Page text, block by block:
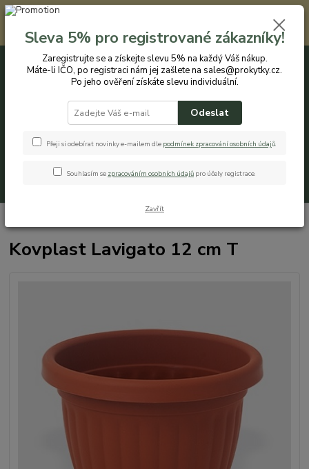
Registrovaným zákazníkům nabízíme slevu 5% na každý nákup. Máte-li
IČO, po registraci nám jej zašlete na sales@prokytky.cz. Po jeho ověření
získáte slevu individuální. Přejít na registraci →
CZK
+420 774 544 973 0ks
Kovplast Lavigato 12 cm T
Sleva 5% pro registrované zákazníky!
Zaregistrujte se a získejte slevu 5% na každý Váš nákup.
Máte-li IČO, po registraci nám jej zašlete na sales@prokytky.cz.
Po jeho ověření získáte slevu individuální.
Odeslat
Přeji si odebírat novinky e-mailem dle podmínek zpracování osobních údajů.
Souhlasím se zpracováním osobních údajů pro účely registrace.
Zavřít